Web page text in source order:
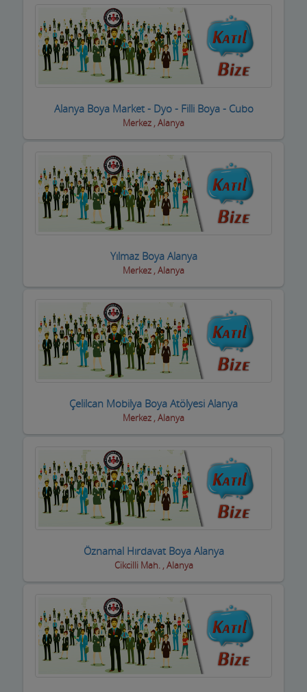
Restorant, Lokanta ve Fast Food
Sanayi Sitesi
Ses ve Işık Sistemleri
Sivil Toplum Kuruluşları
Siyasi Partiler
Sıhhi Tesisatcılar
Soğuk Hava Depoları
Su ve Tüp Bayileri
Sürücü Kursları
Süt ve Süt Ürünleri
Taksi işletmeleri
Tapu Takip Firmaları
Tarım Ürünleri ve Makinaları
Tatto Dövme Piercing
Tavuk ve Yumurta
Tekstil Mağazaları
Telefon ve Telekominasyon Hiz.
Temizlik Firmaları
Tercüme ve Danışmanlık Büroları
Terziler ve Dikimevi
Alanya Boya Market - Dyo - Filli Boya - Cubo
Merkez , Alanya
Yılmaz Boya Alanya
Merkez , Alanya
Çelilcan Mobilya Boya Atölyesi Alanya
Merkez , Alanya
Öznamal Hırdavat Boya Alanya
Cikcilli Mah. , Alanya